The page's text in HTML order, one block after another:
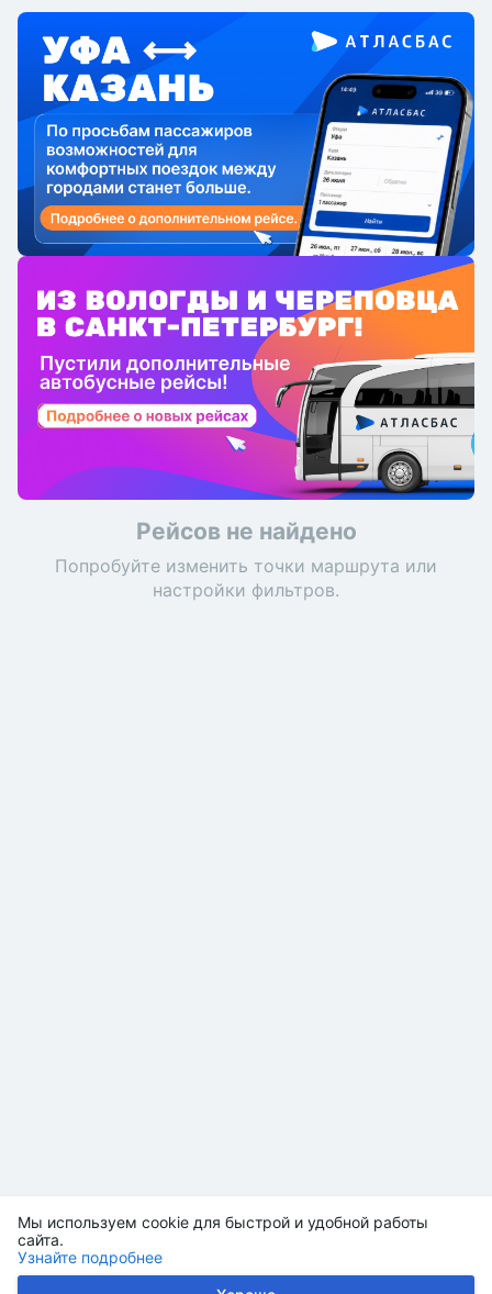
Мы используем cookie для быстрой и удобной работы
сайта.
Узнайте подробнее
Рейсов не найдено
Попробуйте изменить точки маршрута или
настройки фильтров.